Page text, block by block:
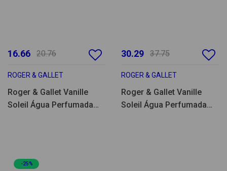
16.66 20.76
ROGER & GALLET
Roger & Gallet Vanille
Soleil Água Perfumada
30.29 37.75
ROGER & GALLET
Roger & Gallet Vanille
Soleil Água Perfumada
-25%